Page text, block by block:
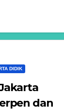
DIDIK
dan